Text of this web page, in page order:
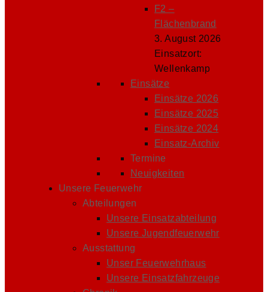
F2 –
Flächenbrand
3. August 2026
Einsatzort:
Wellenkamp
Einsätze
Einsätze 2026
Einsätze 2025
Einsätze 2024
Einsatz-Archiv
Termine
Neuigkeiten
Unsere Feuerwehr
Abteilungen
Unsere Einsatzabteilung
Unsere Jugendfeuerwehr
Ausstattung
Unser Feuerwehrhaus
Unsere Einsatzfahrzeuge